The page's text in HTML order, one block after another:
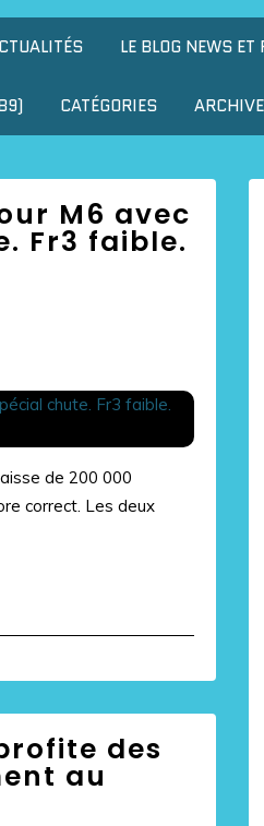
LE BLOG NEWS
CATÉGORIES
M6 avec
Fr3 faible.
de 200 000
correct. Les deux
des
au